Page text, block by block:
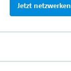
Jetzt netzwerken